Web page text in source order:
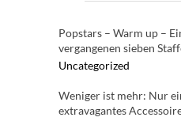
Popstars – Warm up –
vergangenen sieben
Uncategorized
Weniger ist mehr: Nur
extravagantes